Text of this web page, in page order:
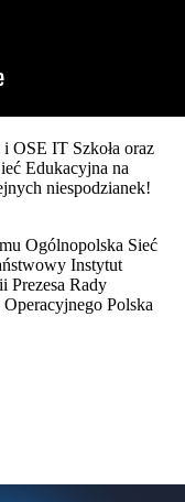
OSE IT Szkoła oraz
Edukacyjna na
niespodzianek!
Ogólnopolska Sieć
Instytut
Prezesa Rady
Polska